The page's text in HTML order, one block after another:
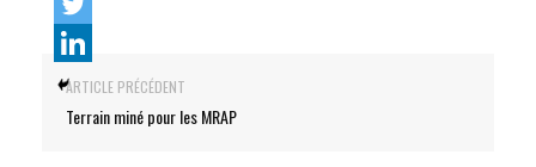
ARTICLE PRÉCÉDENT
Terrain miné pour les MRAP